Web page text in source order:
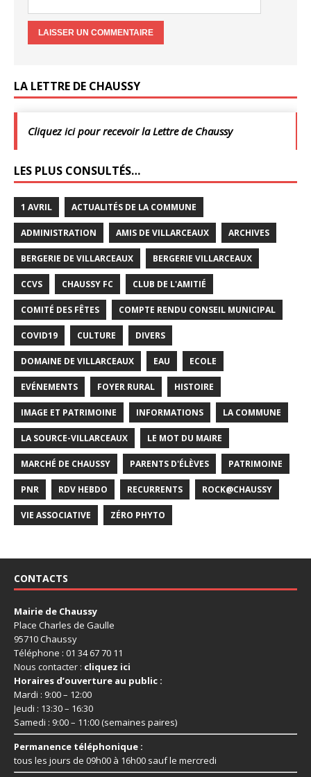
LA LETTRE DE CHAUSSY
Cliquez ici pour recevoir la Lettre de Chaussy
LES PLUS CONSULTÉS…
1 AVRIL ACTUALITÉS DE LA COMMUNE
ADMINISTRATION AMIS DE VILLARCEAUX ARCHIVES
BERGERIE DE VILLARCEAUX BERGERIE VILLARCEAUX
CCVS CHAUSSY FC CLUB DE L'AMITIÉ
COMITÉ DES FÊTES COMPTE RENDU CONSEIL MUNICIPAL
COVID19 CULTURE DIVERS
DOMAINE DE VILLARCEAUX EAU ECOLE
EVÉNEMENTS FOYER RURAL HISTOIRE
IMAGE ET PATRIMOINE INFORMATIONS LA COMMUNE
LA SOURCE-VILLARCEAUX LE MOT DU MAIRE
MARCHÉ DE CHAUSSY PARENTS D'ÉLÈVES PATRIMOINE
PNR RDV HEBDO RECURRENTS ROCK@CHAUSSY
VIE ASSOCIATIVE ZÉRO PHYTO
CONTACTS
Mairie de Chaussy
Place Charles de Gaulle
95710 Chaussy
Téléphone : 01 34 67 70 11
Nous contacter : cliquez ici
Horaires d’ouverture au public :
Mardi : 9:00 – 12:00
Jeudi : 13:30 – 16:30
Samedi : 9:00 – 11:00 (semaines paires)
Permanence téléphonique :
tous les jours de 09h00 à 16h00 sauf le mercredi